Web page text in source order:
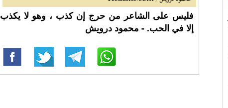
فليس على الشاعر من حرج إن كذب ، وهو لا يكذب
إلا في الحب. - محمود درويش